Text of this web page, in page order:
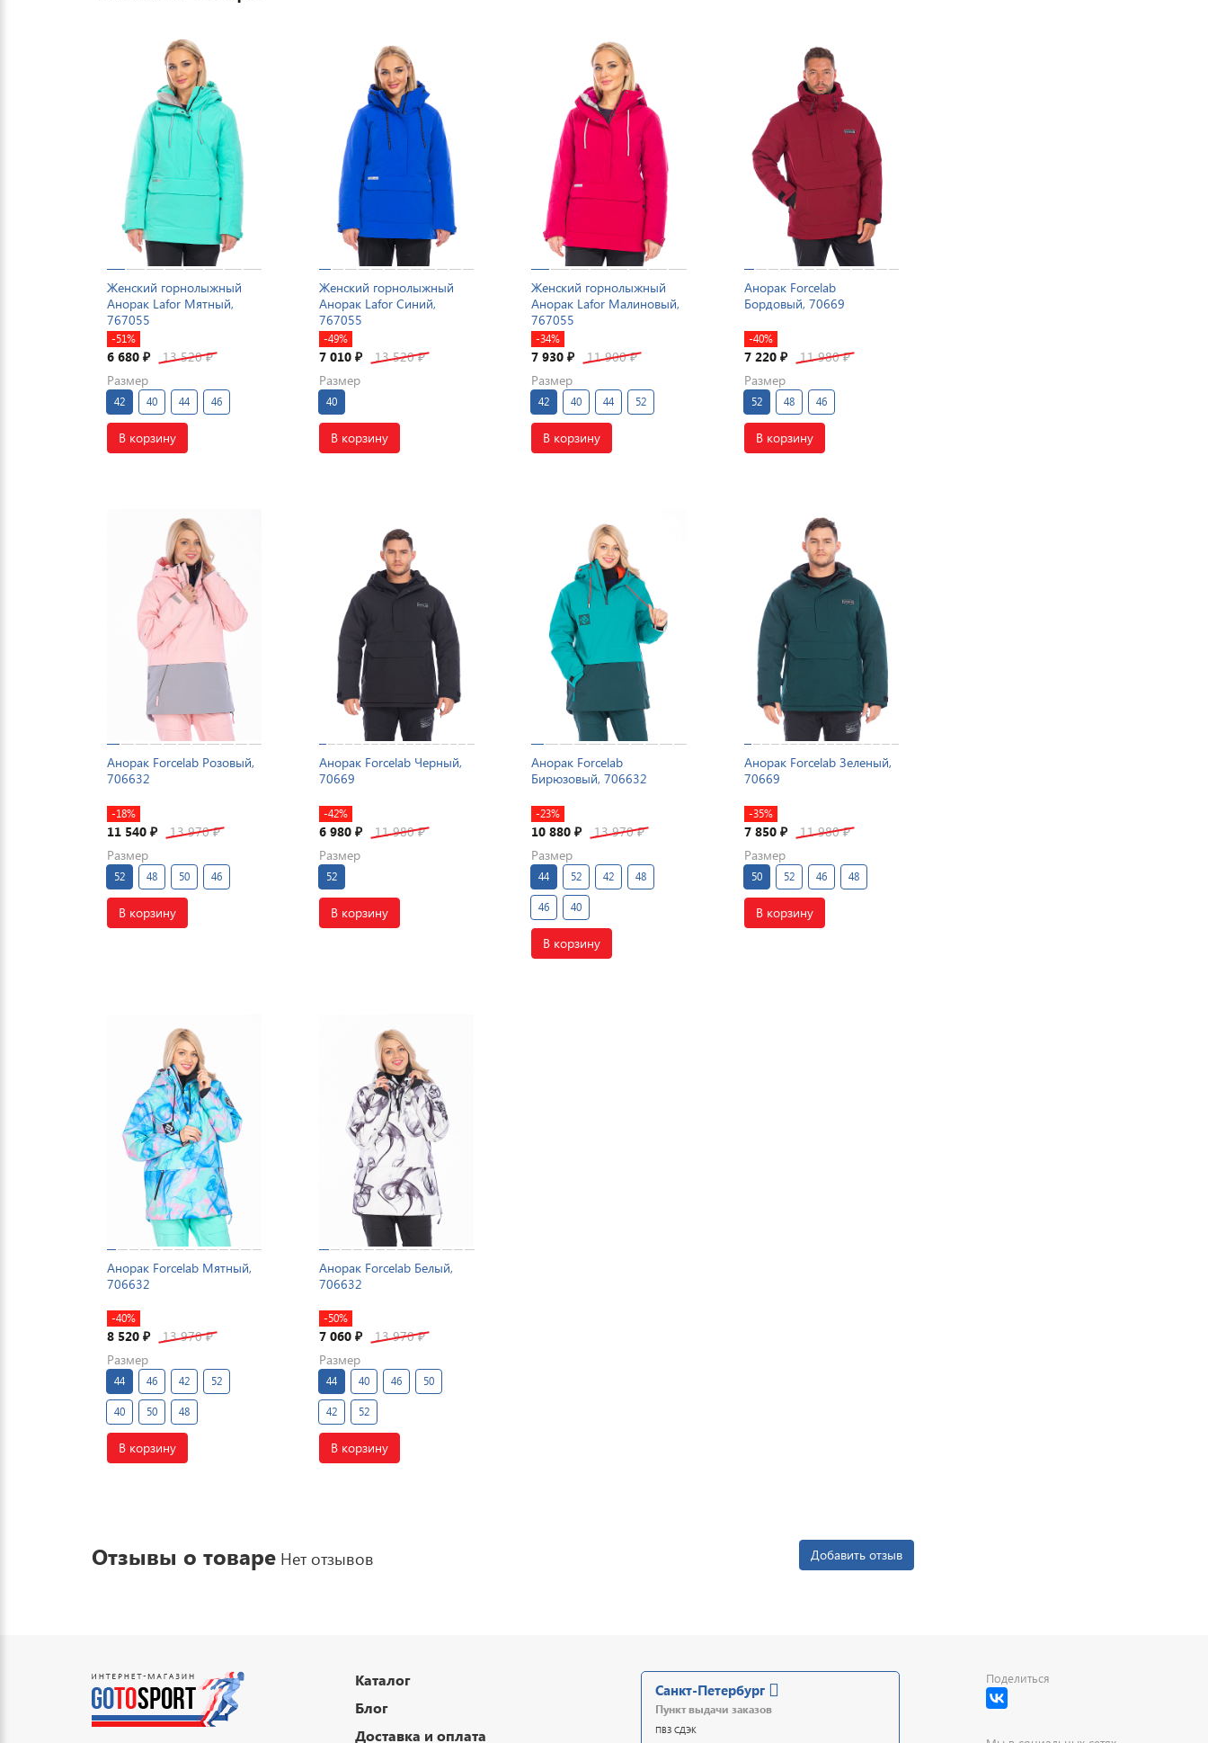
Женский горнолыжный
Анорак Lafor Мятный,
767055
-51%
6 680 ₽ 13 520₽
Размер
42 40 44 46
В корзину
Женский горнолыжный
Анорак Lafor Синий,
767055
-49%
7 010₽ 13 520₽
Размер
40
В корзину
Женский горнолыжный
Анорак Lafor Малиновый,
767055
-34%
7 930₽ 11 900₽
Размер
42 40 44 52
В корзину
Анорак Forcelab
Бордовый, 70669
-40%
7 220 ₽ 11 980₽
Размер
52 48 46
В корзину
Анорак Forcelab Розовый,
706632
-18%
11 540 ₽ 13 970₽
Размер
52 48 50 46
В корзину
Анорак Forcelab Черный,
70669
-42%
6 980₽ 11 980₽
Размер
52
В корзину
Анорак Forcelab
Бирюзовый, 706632
-23%
10 880₽ 13 970₽
Размер
44 52 42 48
46 40
В корзину
Анорак Forcelab Зеленый,
70669
-35%
7 850 ₽ 11 980₽
Размер
50 52 46 48
В корзину
Анорак Forcelab Мятный,
706632
-40%
8 520 ₽ 13 970₽
Размер
44 46 42 52
40 50 48
В корзину
Анорак Forcelab Белый,
706632
-50%
7 060₽ 13 970₽
Размер
44 40 46 50
42 52
В корзину
Добавить отзыв
Отзывы о товаре Нет отзывов
Каталог
Блог
Доставка и оплата
Санкт-Петербург
Пункт выдачи заказов
ПВЗ СДЭК
Поделиться